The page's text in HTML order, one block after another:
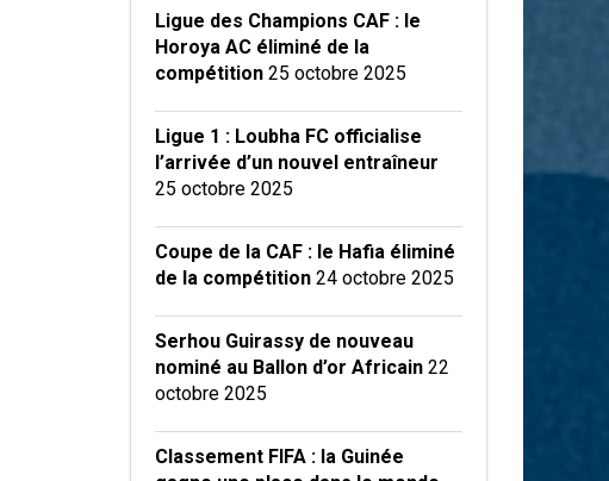
Ligue des Champions CAF : le
Horoya AC éliminé de la
compétition 25 octobre 2025
Ligue 1 : Loubha FC officialise
l’arrivée d’un nouvel entraîneur
25 octobre 2025
Coupe de la CAF : le Hafia éliminé
de la compétition 24 octobre 2025
Serhou Guirassy de nouveau
nominé au Ballon d’or Africain 22
octobre 2025
Classement FIFA : la Guinée